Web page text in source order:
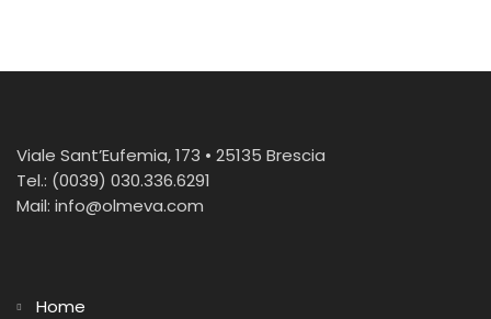
COMPRESSORE GAS METANO
Viale Sant’Eufemia, 173 • 25135 Brescia
Tel.: (0039) 030.336.6291
Mail: info@olmeva.com
Home